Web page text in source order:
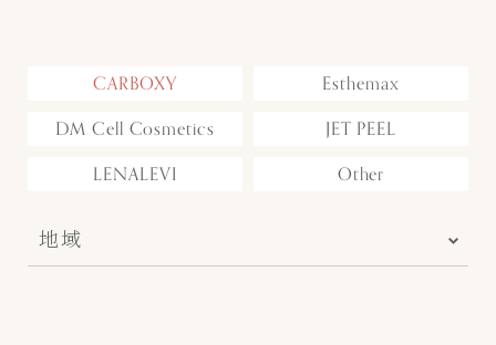
CARBOXY
Esthemax
DM Cell Cosmetics
JET PEEL
LENALEVI
Other
地域